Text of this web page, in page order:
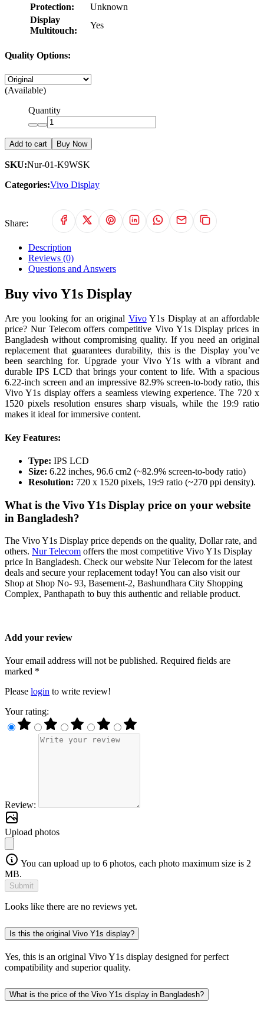
Protection:
Unknown
Display
Multitouch:
Yes
Quality Options:
(Available)
Quantity
Add to cart Buy Now
SKU:Nur-01-K9WSK
Categories:Vivo Display
Share:
Description
Reviews (0)
Questions and Answers
Buy vivo Y1s Display
Are you looking for an original VivoY1s Display at an affordable
price? Nur Telecom offers competitive Vivo Y1s Display prices in
Bangladesh without compromising quality. If you need an original
replacement that guarantees durability, this is the Display you’ve
been searching for. Upgrade your Vivo Y1s with a vibrant and
durable IPS LCD that brings your content to life. With a spacious
6.22-inch screen and an impressive 82.9% screen-to-body ratio, this
Vivo Y1s display offers a seamless viewing experience. The 720 x
1520 pixels resolution ensures sharp visuals, while the 19:9 ratio
makes it ideal for immersive content.
Key Features:
Type: IPS LCD
Size: 6.22 inches, 96.6 cm2 (~82.9% screen-to-body ratio)
Resolution: 720 x 1520 pixels, 19:9 ratio (~270 ppi density).
What is the Vivo Y1s Display price on your website
in Bangladesh?
The Vivo Y1s Display price depends on the quality, Dollar rate, and
others. Nur Telecom offers the most competitive Vivo Y1s Display
price In Bangladesh. Check our website Nur Telecom for the latest
deals and secure your replacement today! You can also visit our
Shop at Shop No- 93, Basement-2, Bashundhara City Shopping
Complex, Panthapath to buy this authentic and reliable product.
Add your review
Your email address will not be published. Required fields are
marked *
Please login to write review!
Your rating:
Review:
Upload photos
You can upload up to 6 photos, each photo maximum size is 2
MB.
Submit
Looks like there are no reviews yet.
Is this the original Vivo Y1s display?
Yes, this is an original Vivo Y1s display designed for perfect
compatibility and superior quality.
What is the price of the Vivo Y1s display in Bangladesh?